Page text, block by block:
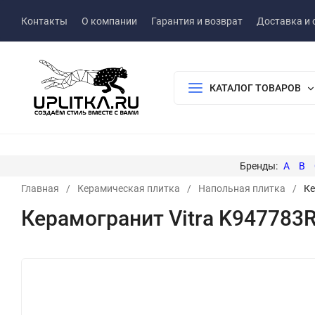
Контакты О компании Гарантия и возврат Доставка и
КАТАЛОГ ТОВАРОВ
A B
Главная
/ Керамическая плитка / Напольная плитка /
Керамогранит Vitra